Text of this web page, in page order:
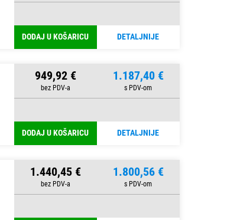
DODAJ U KOŠARICU DETALJNIJE
949,92 € 1.187,40 €
DODAJ U KOŠARICU DETALJNIJE
1.440,45 € 1.800,56 €